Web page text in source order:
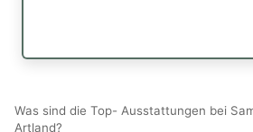
Was sind die Top- Ausstattungen bei
Artland?